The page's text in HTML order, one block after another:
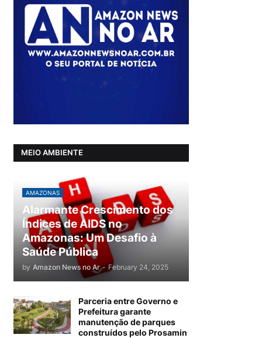
MEIO AMBIENTE
AMAZONAS
Alarmante Crescimento dos
Índices de AIDS no
Amazonas: Um Desafio à
Saúde Pública
by Amazon News no Ar - February 24, 2025
Parceria entre Governo e
Prefeitura garante
manutenção de parques
construídos pelo Prosamin